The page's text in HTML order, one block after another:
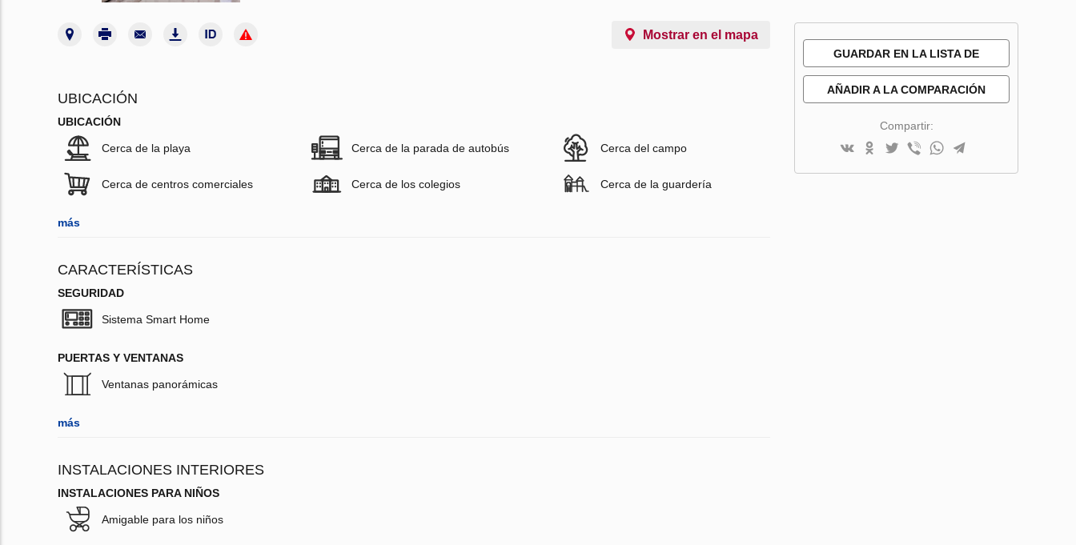
Mostrar en el mapa
UBICACIÓN
UBICACIÓN
Cerca de la playa Cerca de la parada de autobús Cerca del campo
Cerca de centros comerciales Cerca de los colegios Cerca de la guardería
más
CARACTERÍSTICAS
SEGURIDAD
Sistema Smart Home
PUERTAS Y VENTANAS
Ventanas panorámicas
más
INSTALACIONES INTERIORES
INSTALACIONES PARA NIÑOS
Amigable para los niños
GUARDAR EN LA LISTA DE
AÑADIR A LA COMPARACIÓN
Compartir: